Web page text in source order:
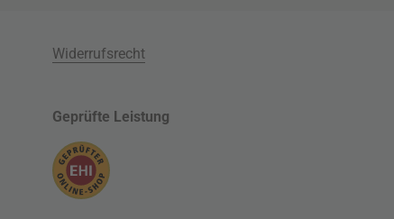
Widerrufsrecht
Geprüfte Leistung